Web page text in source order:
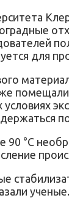
для
помещали
90 °C
ученые.